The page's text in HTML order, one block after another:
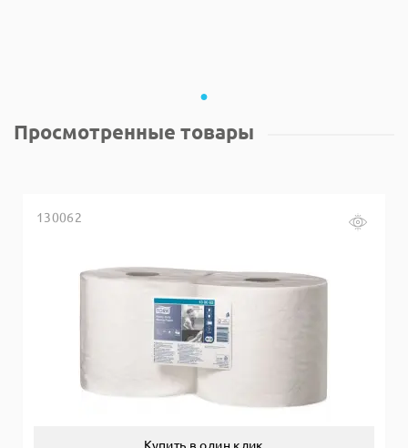
Просмотренные товары
130062
Купить в один клик